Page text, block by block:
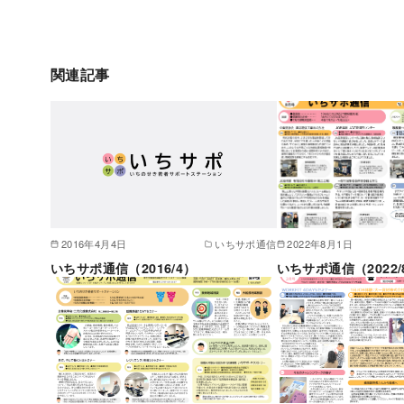
関連記事
2016年4月4日 いちサポ通信
いちサポ通信（2016/4）
2022年8月1日
いちサポ通信（